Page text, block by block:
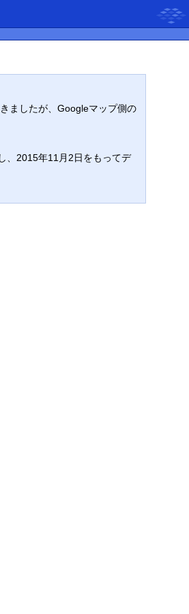
ましたが、Googleマップ側の
、2015年11月2日をもってデ